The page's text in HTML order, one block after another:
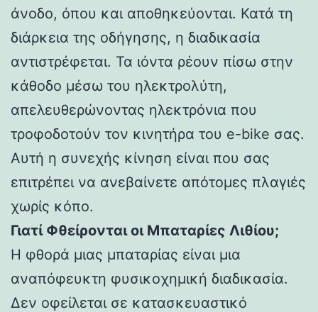
άνοδο, όπου και αποθηκεύονται. Κατά τη
διάρκεια της οδήγησης, η διαδικασία
αντιστρέφεται. Τα ιόντα ρέουν πίσω στην
κάθοδο μέσω του ηλεκτρολύτη,
απελευθερώνοντας ηλεκτρόνια που
τροφοδοτούν τον κινητήρα του e-bike σας.
Αυτή η συνεχής κίνηση είναι που σας
επιτρέπει να ανεβαίνετε απότομες πλαγιές
χωρίς κόπο.
Γιατί Φθείρονται οι Μπαταρίες Λιθίου;
Η φθορά μιας μπαταρίας είναι μια
αναπόφευκτη φυσικοχημική διαδικασία.
Δεν οφείλεται σε κατασκευαστικό